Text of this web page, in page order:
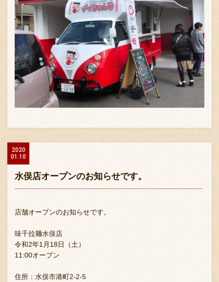
2020
01.10
水俣店オープンのお知らせです。
店舗オープンのお知らせです。
味千拉麺水俣店
令和2年1月18日（土）
11:00オープン
住所：水俣市港町2‐2‐5